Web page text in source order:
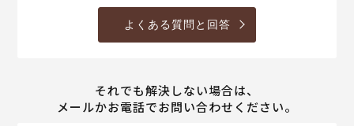
よくある質問と回答
それでも解決しない場合は、
メールかお電話でお問い合わせください。